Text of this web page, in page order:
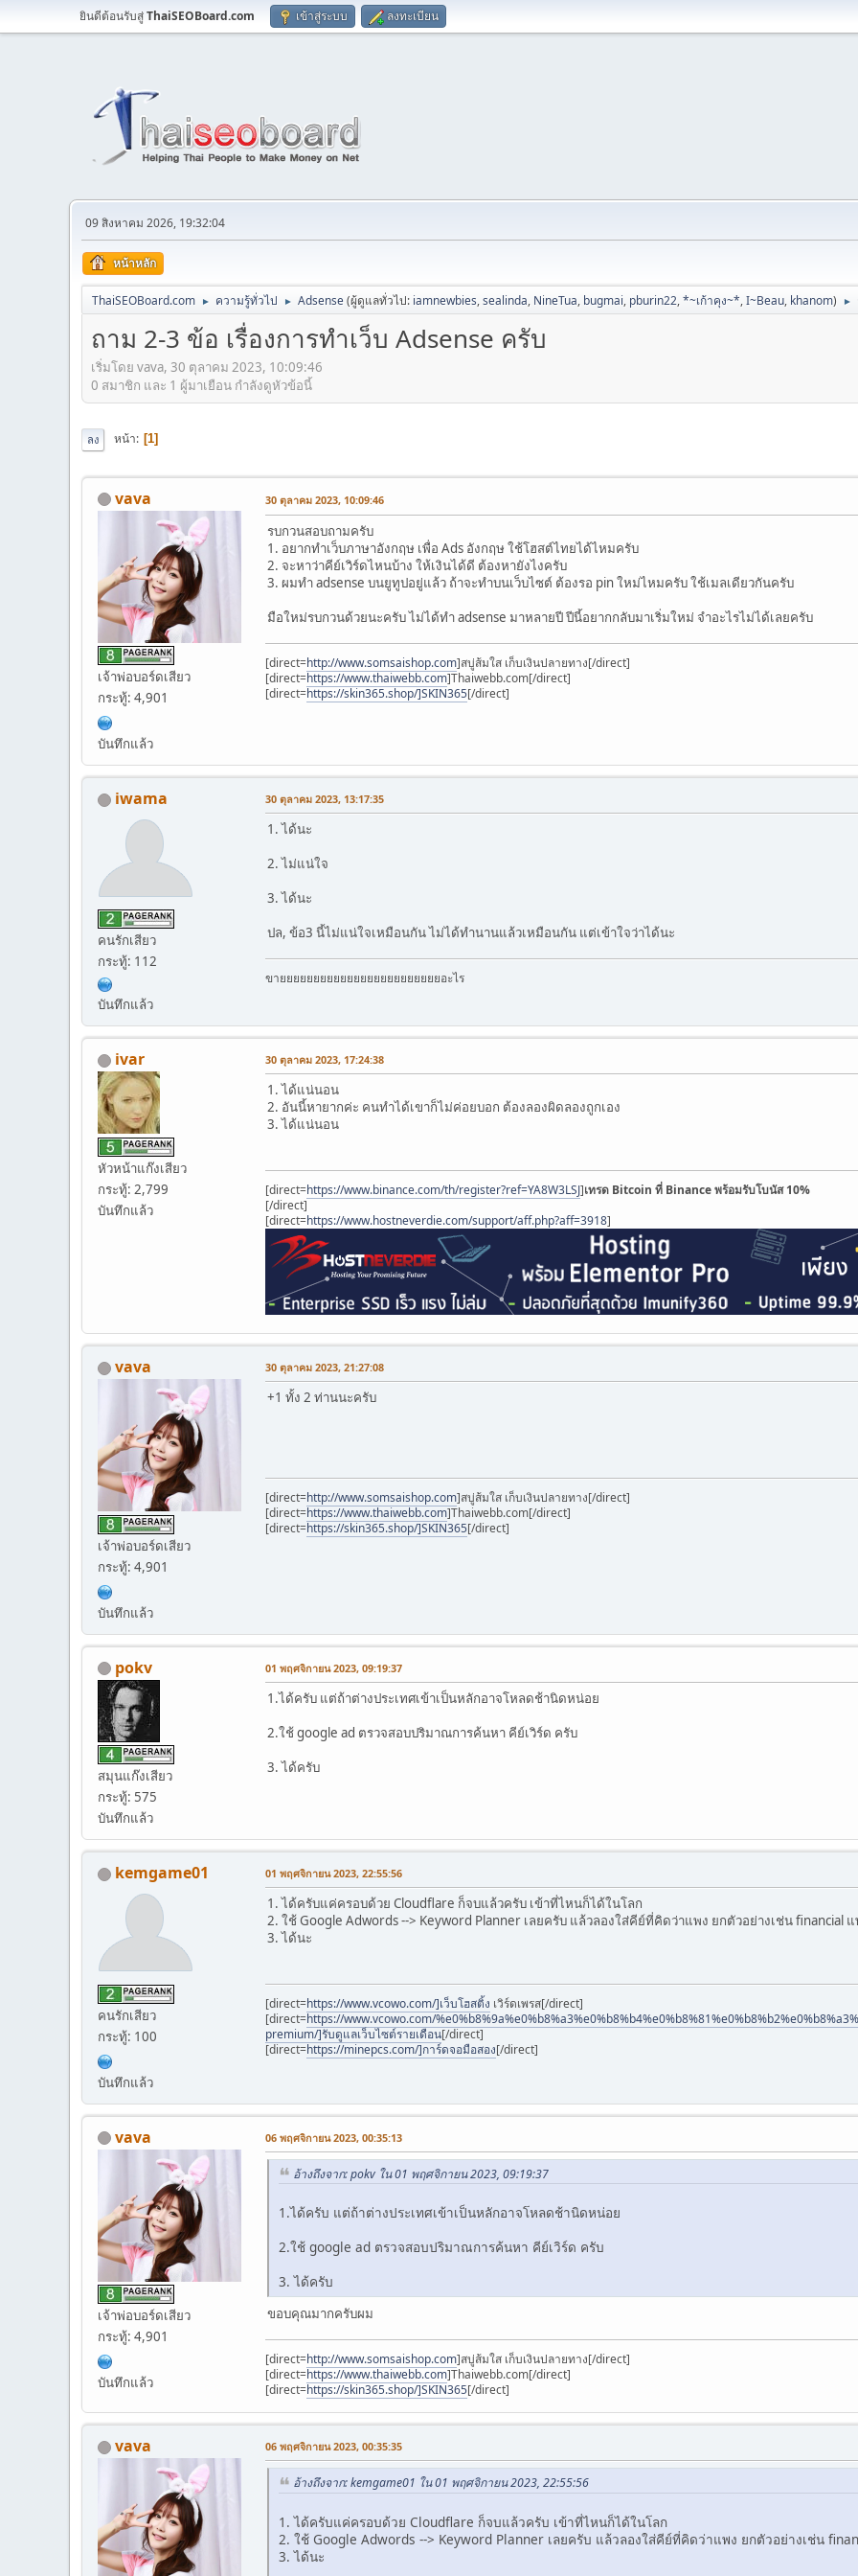
ยินดีต้อนรับสู่ThaiSEOBoard.com เข้าสู่ระบบ ลงทะเบียน
09 สิงหาคม 2026, 19:32:04
หน้าหลัก
ThaiSEOBoard.com ► ความรู้ทั่วไป ► Adsense(ผู้ดูแลทั่วไป: iamnewbies,sealinda, NineTua, bugmai, pburin22,*~เก้าคุง~*,I~Beau, khanom) ►
ถาม 2-3 ข้อ เรื่องการทำเว็บ Adsense ครับ
เริ่มโดย vava, 30 ตุลาคม 2023, 10:09:46
0 สมาชิก และ 1 ผู้มาเยือน กำลังดูหัวข้อนี้
ลง หน้า 1
vava
เจ้าพ่อบอร์ดเสียว
กระทู้: 4,901
บันทึกแล้ว
30 ตุลาคม 2023, 10:09:46
รบกวนสอบถามครับ
1. อยากทำเว็บภาษาอังกฤษ เพื่อ Ads อังกฤษ ใช้โฮสต์ไทยได้ไหมครับ
2. จะหาว่าคีย์เวิร์ดไหนบ้าง ให้เงินได้ดี ต้องหายังไงครับ
3. ผมทำ adsense บนยูทูปอยู่แล้ว ถ้าจะทำบนเว็บไซต์ ต้องรอ pin ใหม่ไหมครับ ใช้เมลเดียวกันครับ
มือใหม่รบกวนด้วยนะครับ ไม่ได้ทำ adsense มาหลายปี ปีนี้อยากกลับมาเริ่มใหม่ จำอะไรไม่ได้เลยครับ
[direct=http://www.somsaishop.com]สบู่ส้มใส เก็บเงินปลายทาง[/direct]
[direct=https://www.thaiwebb.com]Thaiwebb.com[/direct]
[direct=https://skin365.shop/]SKIN365[/direct]
iwama
คนรักเสียว
กระทู้: 112
บันทึกแล้ว
30 ตุลาคม 2023, 13:17:35
1. ได้นะ
2. ไม่แน่ใจ
3. ได้นะ
ปล, ข้อ3 นี้ไม่แน่ใจเหมือนกัน ไม่ได้ทำนานแล้วเหมือนกัน แต่เข้าใจว่าได้นะ
ขายยยยยยยยยยยยยยยยยยยยยยยยอะไร
ivar
หัวหน้าแก๊งเสียว
กระทู้: 2,799
บันทึกแล้ว
30 ตุลาคม 2023, 17:24:38
1. ได้แน่นอน
2. อันนี้หายากค่ะ คนทำได้เขาก็ไม่ค่อยบอก ต้องลองผิดลองถูกเอง
3. ได้แน่นอน
[direct=https://www.binance.com/th/register?ref=YA8W3LSJ]เทรด Bitcoin ที่ Binance พร้อมรับโบนัส 10%
[/direct]
[direct=https://www.hostneverdie.com/support/aff.php?aff=3918]
vava
เจ้าพ่อบอร์ดเสียว
กระทู้: 4,901
บันทึกแล้ว
30 ตุลาคม 2023, 21:27:08
+1 ทั้ง 2 ท่านนะครับ
[direct=http://www.somsaishop.com]สบู่ส้มใส เก็บเงินปลายทาง[/direct]
[direct=https://www.thaiwebb.com]Thaiwebb.com[/direct]
[direct=https://skin365.shop/]SKIN365[/direct]
pokv
สมุนแก๊งเสียว
กระทู้: 575
บันทึกแล้ว
01 พฤศจิกายน 2023, 09:19:37
1.ได้ครับ แต่ถ้าต่างประเทศเข้าเป็นหลักอาจโหลดช้านิดหน่อย
2.ใช้ google ad ตรวจสอบปริมาณการค้นหา คีย์เวิร์ด ครับ
3. ได้ครับ
kemgame01
คนรักเสียว
กระทู้: 100
บันทึกแล้ว
01 พฤศจิกายน 2023, 22:55:56
1. ได้ครับแค่ครอบด้วย Cloudflare ก็จบแล้วครับ เข้าที่ไหนก็ได้ในโลก
2. ใช้ Google Adwords --> Keyword Planner เลยครับ แล้วลองใส่คีย์ที่คิดว่าแพง ยกตัวอย่างเช่น financial
3. ได้นะ
[direct=https://www.vcowo.com/]เว็บโฮสติ้ง เวิร์ดเพรส[/direct]
[direct=https://www.vcowo.com/
premium/]รับดูแลเว็บไซต์รายเดือน[/direct]
[direct=https://minepcs.com/]การ์ดจอมือสอง[/direct]
vava
เจ้าพ่อบอร์ดเสียว
กระทู้: 4,901
บันทึกแล้ว
06 พฤศจิกายน 2023, 00:35:13
อ้างถึงจาก: pokv ใน 01 พฤศจิกายน 2023, 09:19:37
1.ได้ครับ แต่ถ้าต่างประเทศเข้าเป็นหลักอาจโหลดช้านิดหน่อย
2.ใช้ google ad ตรวจสอบปริมาณการค้นหา คีย์เวิร์ด ครับ
3. ได้ครับ
ขอบคุณมากครับผม
[direct=http://www.somsaishop.com]สบู่ส้มใส เก็บเงินปลายทาง[/direct]
[direct=https://www.thaiwebb.com]Thaiwebb.com[/direct]
[direct=https://skin365.shop/]SKIN365[/direct]
vava 06 พฤศจิกายน 2023, 00:35:35
อ้างถึงจาก: kemgame01 ใน 01 พฤศจิกายน 2023, 22:55:56
1. ได้ครับแค่ครอบด้วย Cloudflare ก็จบแล้วครับ เข้าที่ไหนก็ได้ในโลก
2. ใช้ Google Adwords --> Keyword Planner เลยครับ แล้วลองใส่คีย์ที่คิดว่าแพง ยกตัวอย่างเช่น
3. ได้นะ